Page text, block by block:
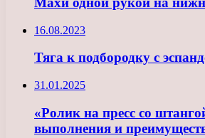
16.08.2023
Тяга к подбородку с
31.01.2025
«Ролик на пресс со
выполнения и